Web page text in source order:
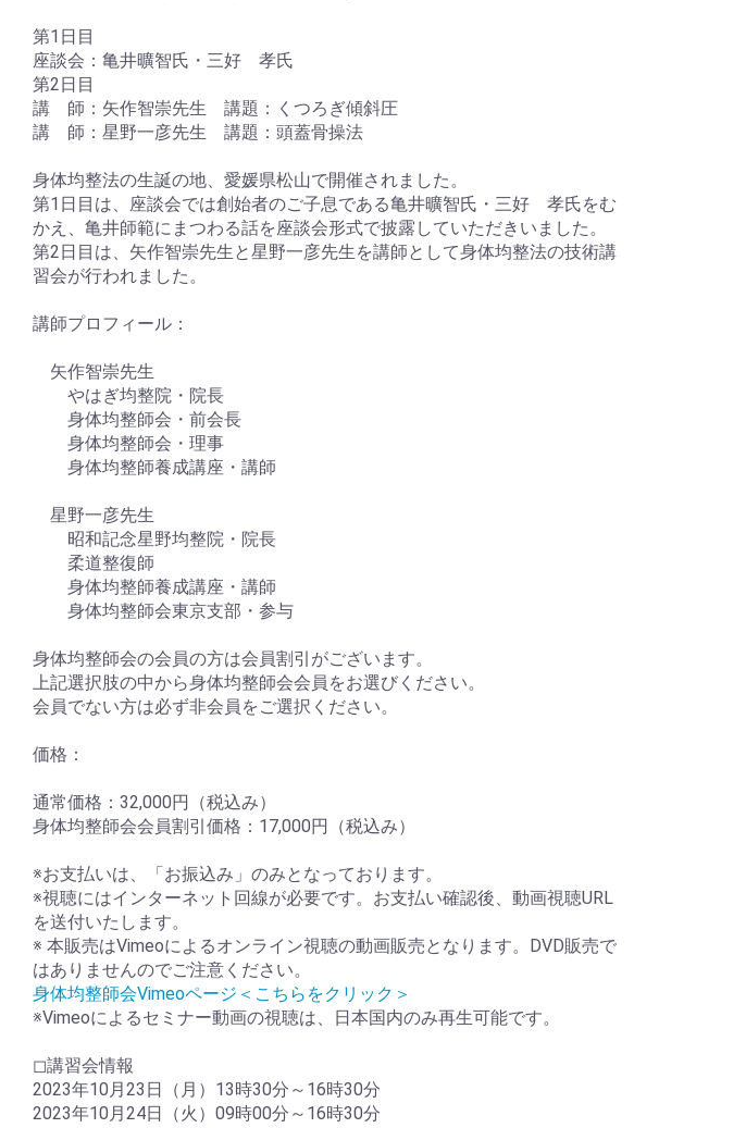
第1日目
座談会：亀井曠智氏・三好 孝氏
第2日目
講 師：矢作智崇先生 講題：くつろぎ傾斜圧
講 師：星野一彦先生 講題：頭蓋骨操法
身体均整法の生誕の地、愛媛県松山で開催されました。
第1日目は、座談会では創始者のご子息である亀井曠智氏・三好 孝氏をむ
かえ、亀井師範にまつわる話を座談会形式で披露していただきいました。
第2日目は、矢作智崇先生と星野一彦先生を講師として身体均整法の技術講
習会が行われました。
講師プロフィール：
矢作智崇先生
やはぎ均整院・院長
身体均整師会・前会長
身体均整師会・理事
身体均整師養成講座・講師
星野一彦先生
昭和記念星野均整院・院長
柔道整復師
身体均整師養成講座・講師
身体均整師会東京支部・参与
身体均整師会の会員の方は会員割引がございます。
上記選択肢の中から身体均整師会会員をお選びください。
会員でない方は必ず非会員をご選択ください。
価格：
通常価格：32,000円（税込み）
身体均整師会会員割引価格：17,000円（税込み）
※お支払いは、「お振込み」のみとなっております。
※視聴にはインターネット回線が必要です。お支払い確認後、動画視聴URL
を送付いたします。
※ 本販売はVimeoによるオンライン視聴の動画販売となります。DVD販売で
はありませんのでご注意ください。
身体均整師会Vimeoページ＜こちらをクリック＞
※Vimeoによるセミナー動画の視聴は、日本国内のみ再生可能です。
◻︎講習会情報
2023年10月23日（月）13時30分～16時30分
2023年10月24日（火）09時00分～16時30分